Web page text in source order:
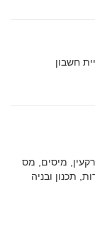
חשבון
מיסים, מס
תכנון ובניה